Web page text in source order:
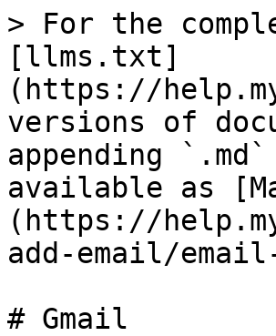
> For the
[llms.txt]
(https://
versions of
appending
available as
(https://
add-email/
# Gmail